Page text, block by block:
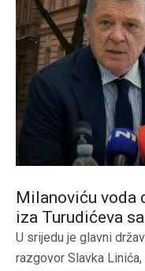
Milanoviću voda
iza Turudićeva
U srijedu je glavni
razgovor Slavka